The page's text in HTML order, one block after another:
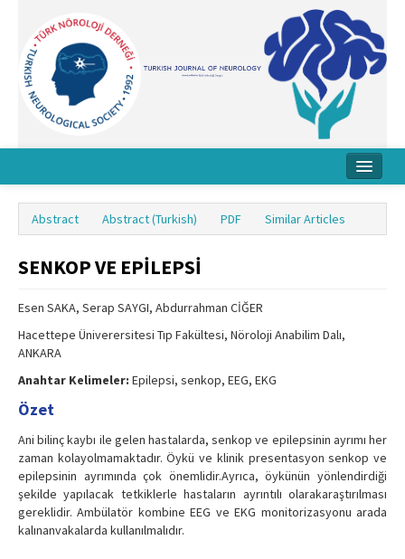
About Journal
Board
Instructions
Archive
Contact Us
Abstract Abstract (Turkish) PDF Similar Articles
SENKOP VE EPİLEPSİ
Esen SAKA, Serap SAYGI, Abdurrahman CİĞER
Hacettepe Üniverersitesi Tıp Fakültesi, Nöroloji Anabilim Dalı,
ANKARA
Anahtar Kelimeler: Epilepsi, senkop, EEG, EKG
Özet
Ani bilinç kaybı ile gelen hastalarda, senkop ve epilepsinin ayrımı her
zaman kolayolmamaktadır. Öykü ve klinik presentasyon senkop ve
epilepsinin ayrımında çok önemlidir.Ayrıca, öykünün yönlendirdiği
şekilde yapılacak tetkiklerle hastaların ayrıntılı olarakaraştırılması
gereklidir. Ambülatör kombine EEG ve EKG monitorizasyonu arada
kalınanvakalarda kullanılmalıdır.